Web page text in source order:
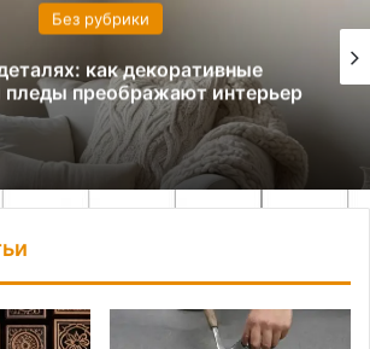
Без рубрики
как декоративные
пледы преображают интерьер